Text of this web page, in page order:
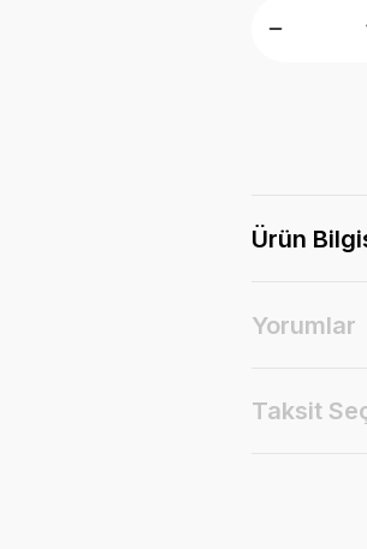
Ürün
Yorumlar
Taksit